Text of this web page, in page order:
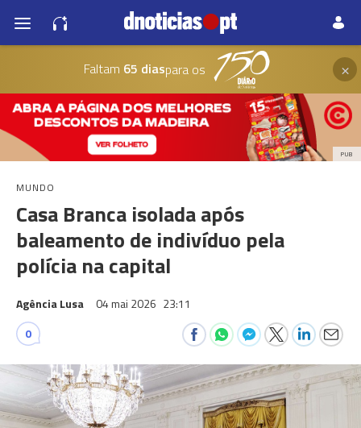
Faltam 65 diaspara os ×
PUB
MUNDO
Casa Branca isolada após
baleamento de indivíduo pela
polícia na capital
Agência Lusa 04 mai 2026 23:11
0